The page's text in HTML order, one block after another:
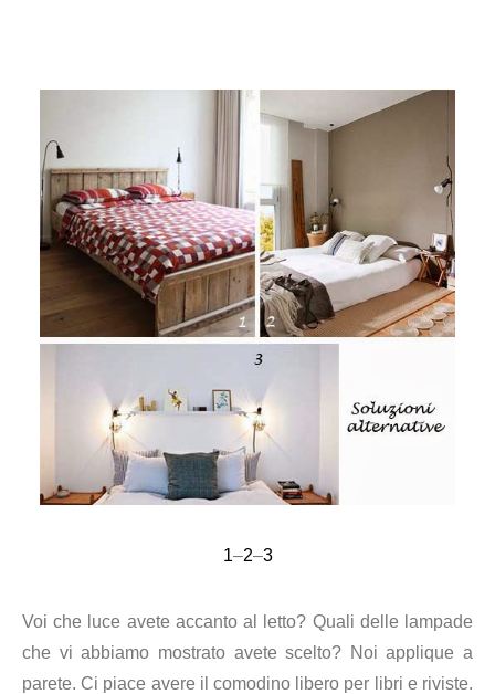
1–2–3
Voi che luce avete accanto al letto? Quali delle lampade
che vi abbiamo mostrato avete scelto? Noi applique a
parete. Ci piace avere il comodino libero per libri e riviste.